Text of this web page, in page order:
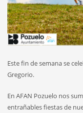
Este fin de semana se
Gregorio.
En AFAN Pozuelo nos
entrañables fiestas de